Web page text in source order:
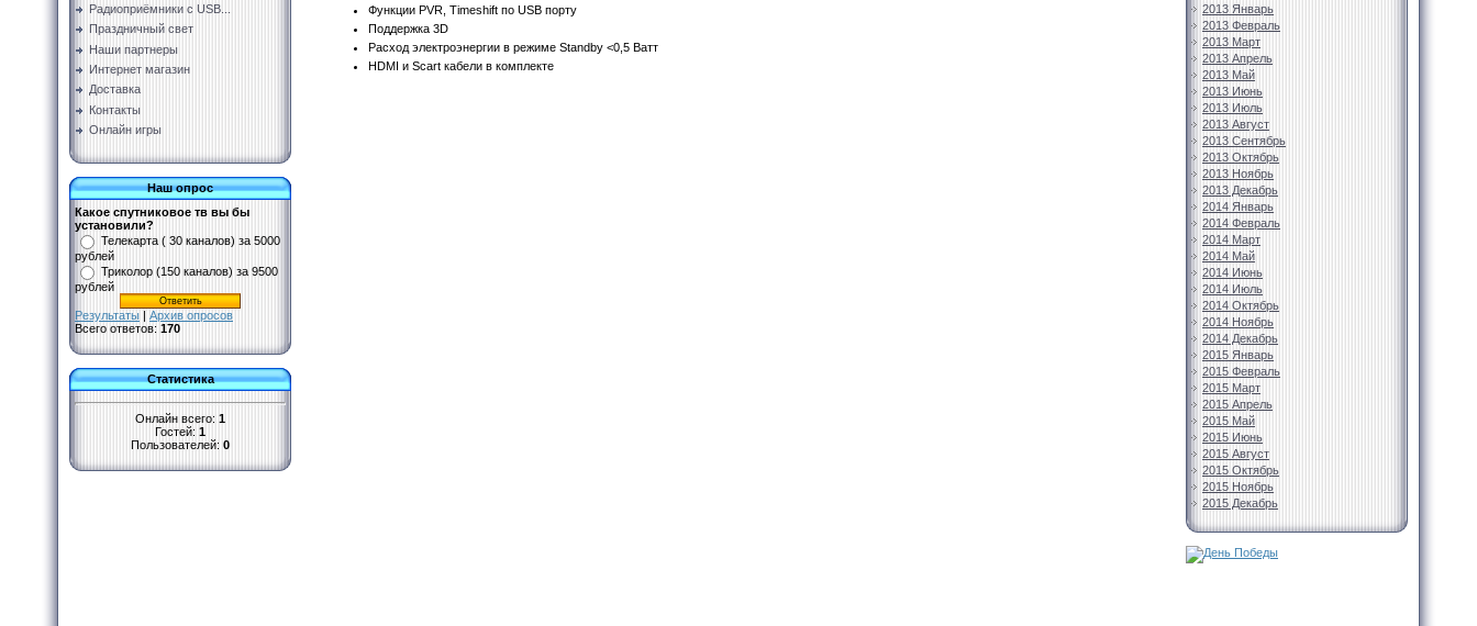
Радиоприёмники с USB...
Праздничный свет
Наши партнеры
Интернет магазин
Доставка
Контакты
Онлайн игры
Наш опрос
Какое спутниковое тв вы бы
установили?
Телекарта ( 30 каналов) за 5000
рублей
Триколор (150 каналов) за 9500
рублей
Результаты | Архив опросов
Всего ответов: 170
Статистика
Онлайн всего: 1
Гостей: 1
Пользователей: 0
Функции PVR, Timeshift по USB порту
Поддержка 3D
Расход электроэнергии в режиме Standby <0,5 Ватт
HDMI и Scart кабели в комплекте
2013 Январь
2013 Февраль
2013 Март
2013 Апрель
2013 Май
2013 Июнь
2013 Июль
2013 Август
2013 Сентябрь
2013 Октябрь
2013 Ноябрь
2013 Декабрь
2014 Январь
2014 Февраль
2014 Март
2014 Май
2014 Июнь
2014 Июль
2014 Октябрь
2014 Ноябрь
2014 Декабрь
2015 Январь
2015 Февраль
2015 Март
2015 Апрель
2015 Май
2015 Июнь
2015 Август
2015 Октябрь
2015 Ноябрь
2015 Декабрь